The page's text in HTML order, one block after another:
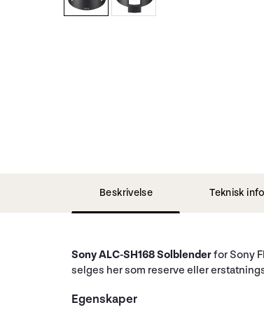
Beskrivelse Teknisk info
Sony ALC-SH168 Solblenderfor Sony
selges her som reserve eller
Egenskaper